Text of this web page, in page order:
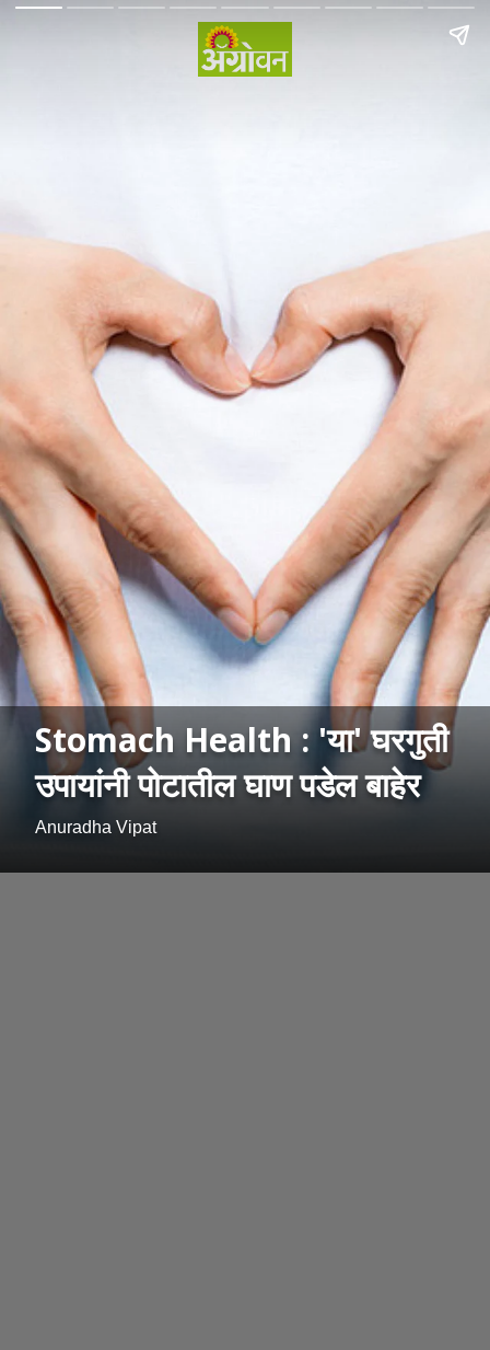
Stomach Health : 'या' घरगुती
उपायांनी पोटातील घाण पडेल बाहेर
Anuradha Vipat